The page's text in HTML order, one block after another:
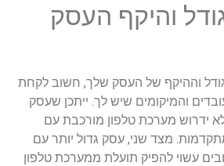
והיקף העסק
וההיקף של העסק שלך, חשוב לקחת
והמיקומים שיש לך. ייתכן שעסק
ידרוש מערכת טלפון מורכבת עם
מצד שני, עסק גדול יותר עם
עשוי להפיק תועלת ממערכת טלפון